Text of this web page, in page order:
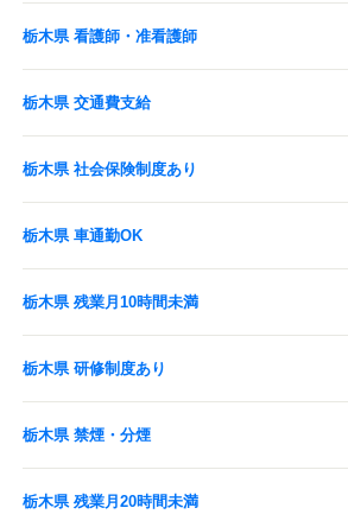
栃木県 看護師・准看護師
栃木県 交通費支給
栃木県 社会保険制度あり
栃木県 車通勤OK
栃木県 残業月10時間未満
栃木県 研修制度あり
栃木県 禁煙・分煙
栃木県 残業月20時間未満